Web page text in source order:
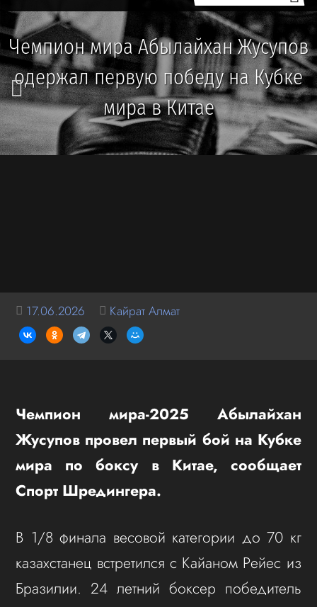
Чемпион мира Абылайхан Жусупов
одержал первую победу на Кубке
мира в Китае
17.06.2026 Кайрат Алмат
Чемпион мира-2025 Абылайхан
Жусупов провел первый бой на Кубке
мира по боксу в Китае, сообщает
Спорт Шредингера.
В 1/8 финала весовой категории до 70 кг
казахстанец встретился с Кайаном Рейес из
Бразилии. 24 летний боксер победитель